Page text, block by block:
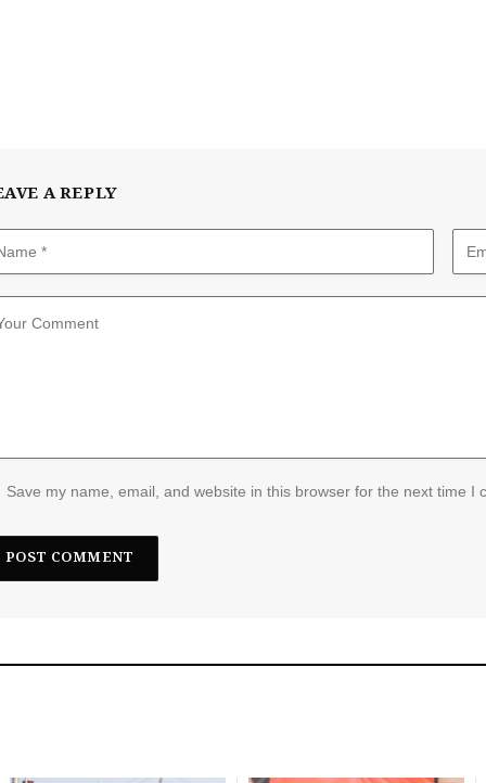
A REPLY
Save my name, email, and website in this browser for the next time I